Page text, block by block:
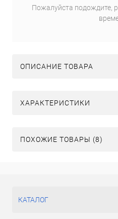
Пожалуйста подождите,
ОПИСАНИЕ ТОВАРА
ХАРАКТЕРИСТИКИ
ПОХОЖИЕ ТОВАРЫ (8)
КАТАЛОГ